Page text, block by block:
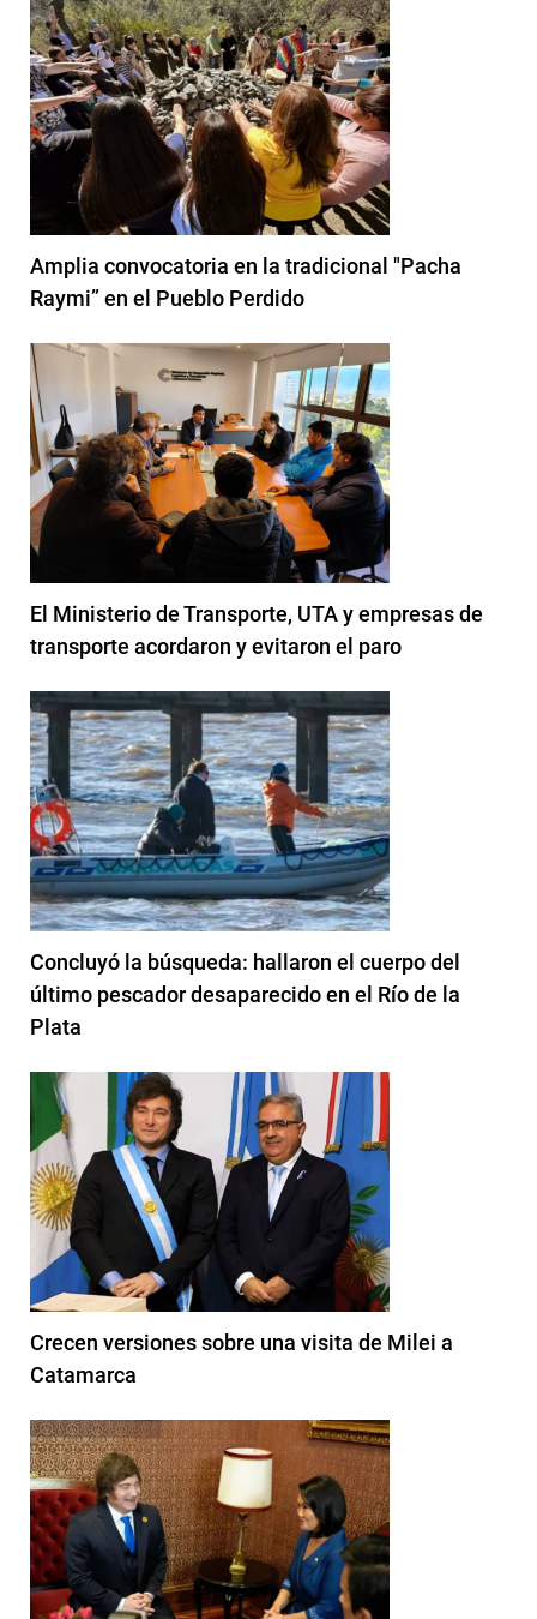
Amplia convocatoria en la tradicional "Pacha
Raymi” en el Pueblo Perdido
El Ministerio de Transporte, UTA y empresas de
transporte acordaron y evitaron el paro
Concluyó la búsqueda: hallaron el cuerpo del
último pescador desaparecido en el Río de la
Plata
Crecen versiones sobre una visita de Milei a
Catamarca